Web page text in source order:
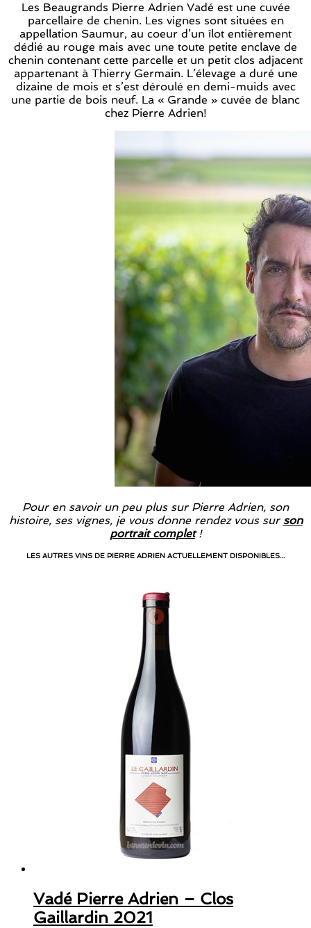
Les Beaugrands Pierre Adrien Vadé est une cuvée
parcellaire de chenin. Les vignes sont situées en
appellation Saumur, au coeur d’un îlot entièrement
dédié au rouge mais avec une toute petite enclave de
chenin contenant cette parcelle et un petit clos adjacent
appartenant à Thierry Germain. L’élevage a duré une
dizaine de mois et s’est déroulé en demi-muids avec
une partie de bois neuf. La « Grande » cuvée de blanc
chez Pierre Adrien!
Pour en savoir un peu plus sur Pierre Adrien, son
histoire, ses vignes, je vous donne rendez vous sur son
portrait complet!
LES AUTRES VINS DE PIERRE ADRIEN ACTUELLEMENT DISPONIBLES…
Vadé Pierre Adrien – Clos
Gaillardin 2021